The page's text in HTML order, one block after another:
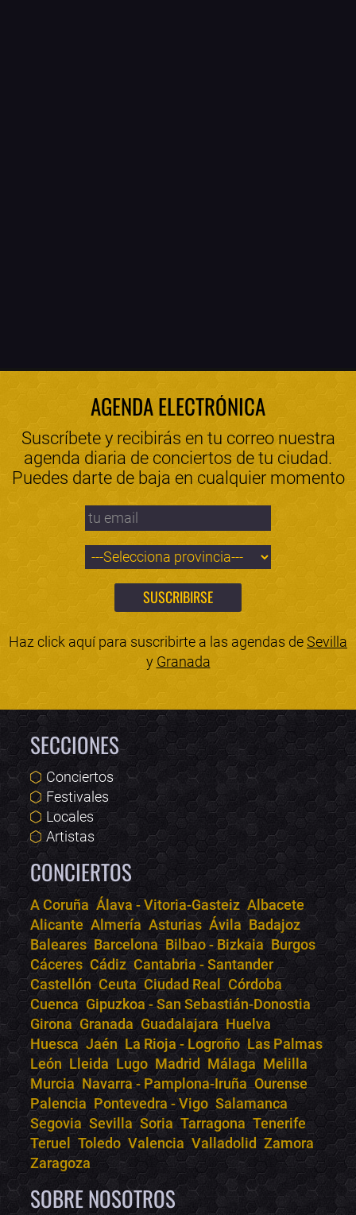
AGENDA ELECTRÓNICA
Suscríbete y recibirás en tu correo nuestra
agenda diaria de conciertos de tu ciudad.
Puedes darte de baja en cualquier momento
Haz click aquí para suscribirte a las agendas deSevilla
y Granada
SECCIONES
Conciertos
Festivales
Locales
Artistas
CONCIERTOS
A Coruña Álava - Vitoria-Gasteiz Albacete
Alicante Almería Asturias Ávila Badajoz
Baleares Barcelona Bilbao - Bizkaia Burgos
Cáceres Cádiz Cantabria - Santander
Castellón Ceuta Ciudad Real Córdoba
Cuenca Gipuzkoa - San Sebastián-Donostia
Girona Granada Guadalajara Huelva
Huesca Jaén La Rioja - Logroño Las Palmas
León Lleida Lugo Madrid Málaga Melilla
Murcia Navarra - Pamplona-Iruña Ourense
Palencia Pontevedra - Vigo Salamanca
Segovia Sevilla Soria Tarragona Tenerife
Teruel Toledo Valencia Valladolid Zamora
Zaragoza
SOBRE NOSOTROS
Bololoco · conciertos.club
Online · Te ayudo a encontrar conciertos